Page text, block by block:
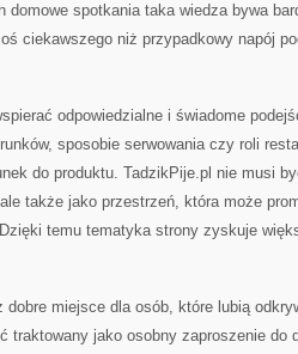
domowe spotkania taka wiedza bywa
ciekawszego niż przypadkowy napój
odpowiedzialne i świadome
sposobie serwowania czy roli
do produktu. TadzikPije.pl nie musi
także jako przestrzeń, która może
temu tematyka strony zyskuje
dobre miejsce dla osób, które lubią
traktowany jako osobny zaproszenie do